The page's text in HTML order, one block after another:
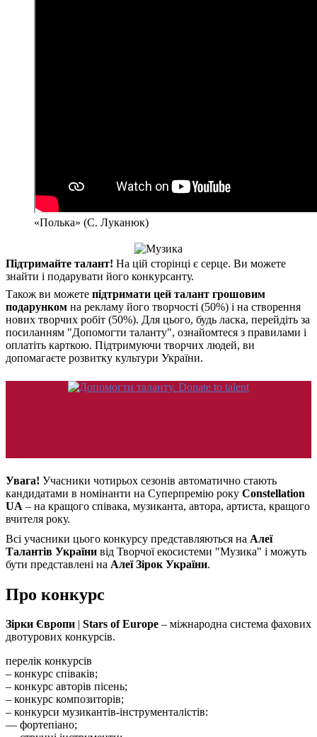
«Полька» (С. Луканюк)
Підтримайте талант! На цій сторінці є серце. Ви можете
знайти і подарувати його конкурсанту.
Також ви можете підтримати цей талант грошовим
подарунком на рекламу його творчості (50%) і на створення
нових творчих робіт (50%). Для цього, будь ласка, перейдіть за
посиланням "Допомогти таланту", ознайомтеся з правилами і
оплатіть карткою. Підтримуючи творчих людей, ви
допомагаєте розвитку культури України.
Увага! Учасники чотирьох сезонів автоматично стають
кандидатами в номінанти на Суперпремію року Constellation
UA – на кращого співака, музиканта, автора, артиста, кращого
вчителя року.
Всі учасники цього конкурсу представляються на Алеї
Талантів України від Творчої екосистеми "Музика" і можуть
бути представлені на Алеї Зірок України.
Про конкурс
Зірки Європи | Stars of Europe – міжнародна система фахових
двотурових конкурсів.
перелік конкурсів
– конкурс співаків;
– конкурс авторів пісень;
– конкурс композиторів;
– конкурси музикантів-інструменталістів:
–– фортепіано;